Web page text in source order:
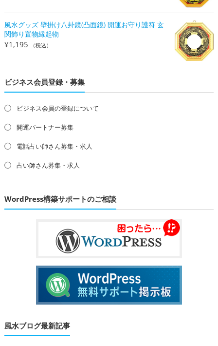
風水グッズ 壁掛け八卦鏡(凸面鏡) 開運お守り護符 玄
関飾り置物縁起物
¥1,195 （税込）
ビジネス会員登録・募集
ビジネス会員の登録について
開運パートナー募集
電話占い師さん募集・求人
占い師さん募集・求人
WordPress構築サポートのご相談
風水ブログ最新記事